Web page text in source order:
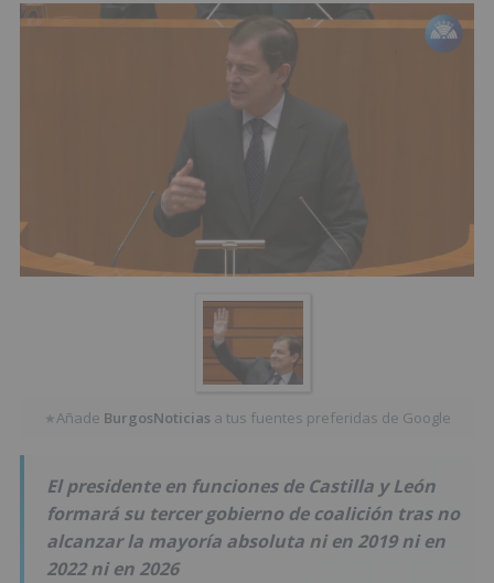
★Añade BurgosNoticias a tus fuentes preferidas de Google
El presidente en funciones de Castilla y León
formará su tercer gobierno de coalición tras no
alcanzar la mayoría absoluta ni en 2019 ni en
2022 ni en 2026